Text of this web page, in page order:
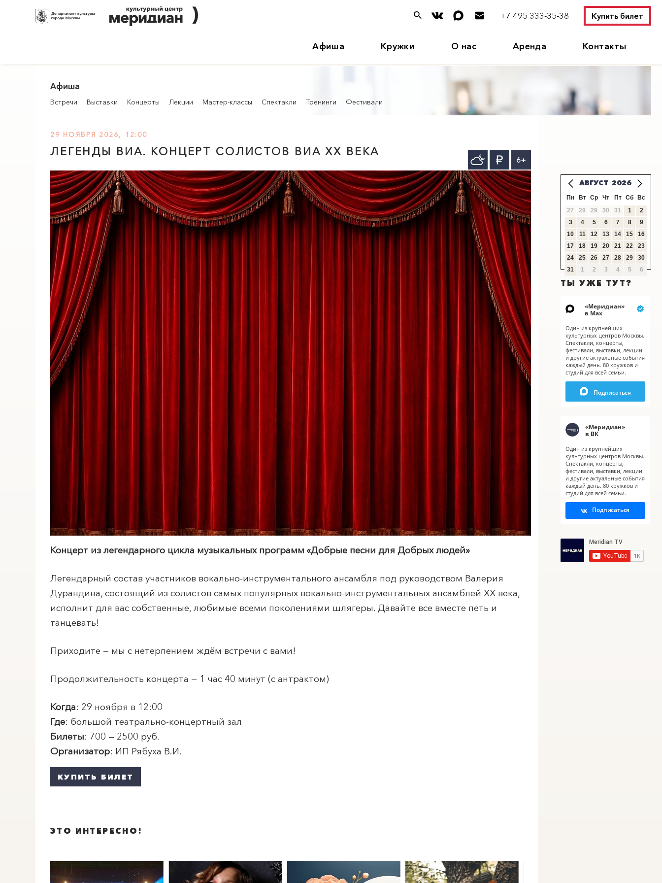
+7 495 333-35-38 Купить билет
Афиша Кружки О нас Аренда Контакты
ПОИСК ПО МЕРОПРИЯТИЯМ
Афиша
Встречи Выставки Концерты Лекции Мастер-классы Спектакли Тренинги Фестивали
29 НОЯБРЯ 2026, 12:00
ЛЕГЕНДЫ ВИА. КОНЦЕРТ СОЛИСТОВ ВИА XX ВЕКА
Концерт из легендарного цикла музыкальных программ «Добрые песни для Добрых людей»
Легендарный состав участников вокально-инструментального ансамбля под руководством Валерия
Дурандина, состоящий из солистов самых популярных вокально-инструментальных ансамблей XX века,
исполнит для вас собственные, любимые всеми поколениями шлягеры. Давайте все вместе петь и
танцевать!
Приходите — мы с нетерпением ждём встречи с вами!
Продолжительность концерта — 1 час 40 минут (с антрактом)
Когда: 29 ноября в 12:00
Где: большой театрально-концертный зал
Билеты: 700 — 2500 руб.
Организатор: ИП Рябуха В.И.
КУПИТЬ БИЛЕТ
6+
ЭТО ИНТЕРЕСНО!
АВГУСТ 2026
Пн Вт Ср Чт Пт Сб
Вс
27
28 29 30 31 1
2
3
4 5 6 7 8
9
10
11 12 13 14 15
16
17
18 19 20 21 22
23
24
25 26 27 28 29
30
31
1 2 3 4 5 6
ТЫ УЖЕ ТУТ?
«Меридиан»
в Мах
Один из крупнейших
культурных центров Москвы.
Спектакли, концерты,
фестивали, выставки, лекции
и другие актуальные события
каждый день. 80 кружков и
студий для всей семьи.
Подписаться
«Меридиан»
в ВК
Один из крупнейших
культурных центров Москвы.
Спектакли, концерты,
фестивали, выставки, лекции
и другие актуальные события
каждый день. 80 кружков и
студий для всей семьи.
Подписаться